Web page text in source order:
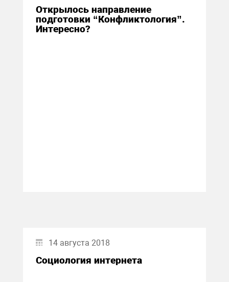
Открылось направление
подготовки “Конфликтология”.
Интересно?
14 августа 2018
Социология интернета